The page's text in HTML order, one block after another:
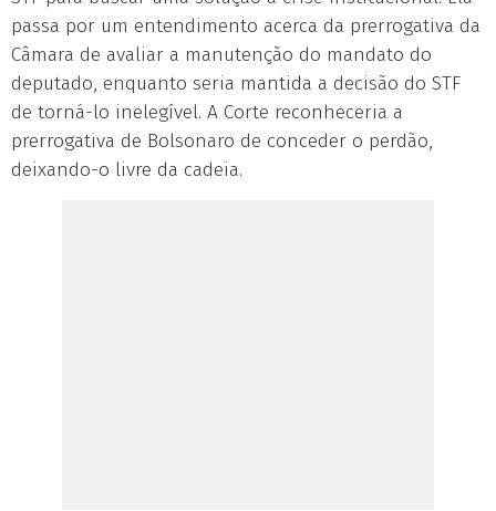
passa por um entendimento acerca da prerrogativa da
Câmara de avaliar a manutenção do mandato do
deputado, enquanto seria mantida a decisão do STF
de torná-lo inelegível. A Corte reconheceria a
prerrogativa de Bolsonaro de conceder o perdão,
deixando-o livre da cadeia.